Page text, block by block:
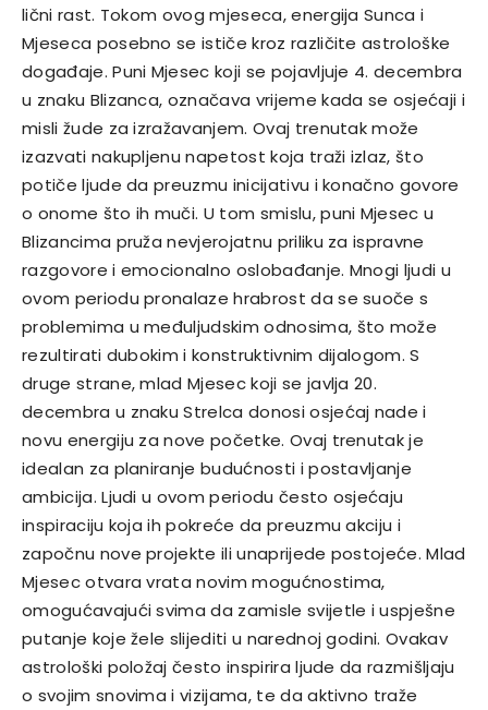
lični rast. Tokom ovog mjeseca, energija Sunca i
Mjeseca posebno se ističe kroz različite astrološke
događaje. Puni Mjesec koji se pojavljuje 4. decembra
u znaku Blizanca, označava vrijeme kada se osjećaji i
misli žude za izražavanjem. Ovaj trenutak može
izazvati nakupljenu napetost koja traži izlaz, što
potiče ljude da preuzmu inicijativu i konačno govore
o onome što ih muči. U tom smislu, puni Mjesec u
Blizancima pruža nevjerojatnu priliku za ispravne
razgovore i emocionalno oslobađanje. Mnogi ljudi u
ovom periodu pronalaze hrabrost da se suoče s
problemima u međuljudskim odnosima, što može
rezultirati dubokim i konstruktivnim dijalogom. S
druge strane, mlad Mjesec koji se javlja 20.
decembra u znaku Strelca donosi osjećaj nade i
novu energiju za nove početke. Ovaj trenutak je
idealan za planiranje budućnosti i postavljanje
ambicija. Ljudi u ovom periodu često osjećaju
inspiraciju koja ih pokreće da preuzmu akciju i
započnu nove projekte ili unaprijede postojeće. Mlad
Mjesec otvara vrata novim mogućnostima,
omogućavajući svima da zamisle svijetle i uspješne
putanje koje žele slijediti u narednoj godini. Ovakav
astrološki položaj često inspirira ljude da razmišljaju
o svojim snovima i vizijama, te da aktivno traže